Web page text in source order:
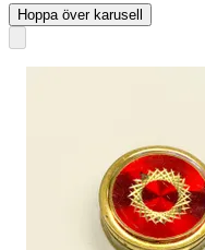
Hoppa över karusell